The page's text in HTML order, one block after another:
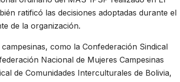
ratificó las decisiones adoptadas durante el
de la organización.
como la Confederación Sindical
Nacional de Mujeres Campesinas
de Comunidades Interculturales de Bolivia,